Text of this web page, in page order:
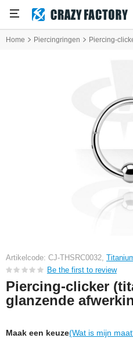
Home Piercingringen Piercing-
Artikelcode: CJ-THSRC0032,
Be the first to review
Piercing-clicker
glanzende
Maak een keuze(Wat is mijn